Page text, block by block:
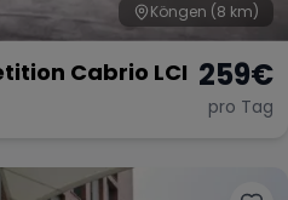
Köngen (8 km)
Cabrio LCI 259€
pro Tag